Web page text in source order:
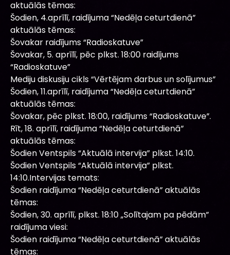
aktuālās tēmas:
Šodien, 4.aprīlī, raidījuma “Nedēļa ceturtdienā”
aktuālās tēmas:
Šovakar raidījums “Radioskatuve”
Šovakar, 5. aprīlī, pēc plkst. 18:00 raidījums
“Radioskatuve”
Mediju diskusiju cikls “Vērtējam darbus un solījumus”
Šodien, 11.aprīlī, raidījuma “Nedēļa ceturtdienā”
aktuālās tēmas:
Šovakar, pēc plkst. 18:00, raidījums “Radioskatuve”.
Rīt, 18. aprīlī, raidījuma “Nedēļa ceturtdienā”
aktuālās tēmas:
Šodien Ventspils “Aktuālā intervija” plkst. 14:10.
Šodien Ventspils “Aktuālā intervija” plkst.
14:10.Intervijas temats:
Šodien raidījuma “Nedēļa ceturtdienā” aktuālās
tēmas:
Šodien, 30. aprīlī, plkst. 18:10 „Solītajam pa pēdām”
raidījuma viesi:
Šodien raidījuma “Nedēļa ceturtdienā” aktuālās
tēmas: